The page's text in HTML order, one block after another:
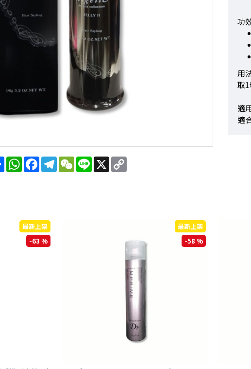
分
享
WhatsAppFacebookTelegram
WeChat
LineX Copy
Link
功
用
取
適
適
最新上架
-63 %
最新上架
-58 %